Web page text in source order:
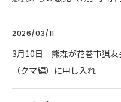
2026/03/11
3月10日 熊森が花巻市猟友
（クマ編）に申し入れ